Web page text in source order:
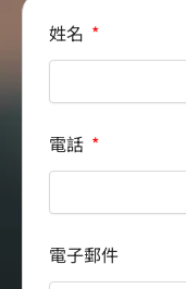
姓名
電話
電子郵件